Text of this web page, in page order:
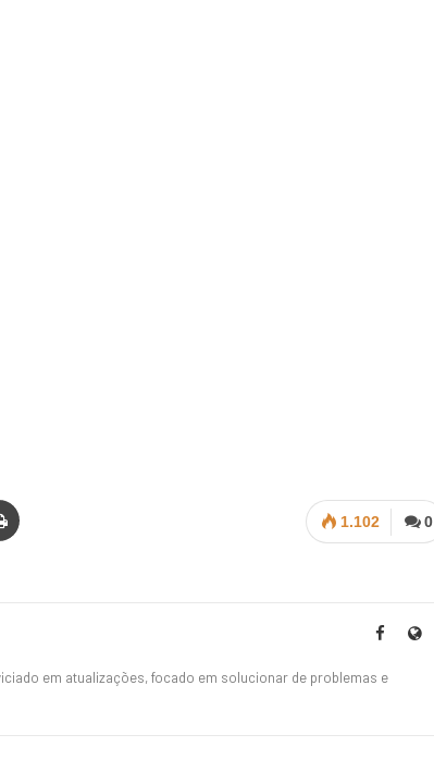
0
1.102
em atualizações, focado em solucionar de problemas e